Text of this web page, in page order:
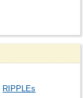
RIPPLEs